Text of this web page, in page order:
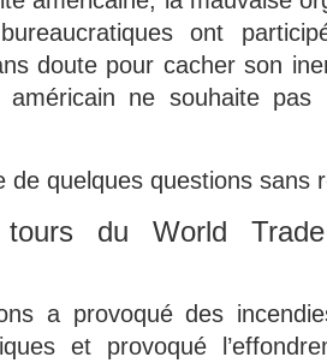
ont
doute pour cacher son
américain ne souhaite pas
de quelques questions sans
tours du World
a provoqué des
et provoqué